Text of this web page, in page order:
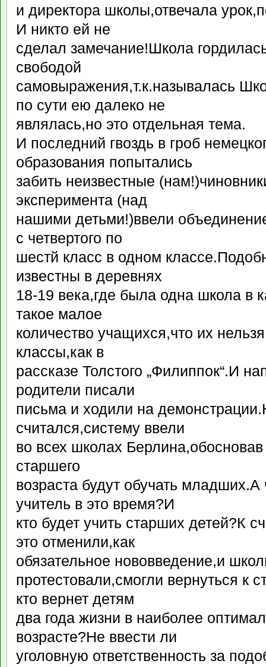
и директора школы,отвечала
И никто ей не
сделал замечание!Школа
свободой
самовыражения,т.к.называлась
по сути ею далеко не
являлась,но это отдельная тема.
И последний гвоздь в гроб
образования попытались
забить неизвестные
эксперимента (над
нашими детьми!)ввели
с четвертого по
шестй класс в одном
известны в деревнях
18-19 века,где была одна школа в
такое малое
количество учащихся,что их
классы,как в
рассказе Толстого „Филиппок“.И
родители писали
письма и ходили на
считался,систему ввели
во всех школах
старшего
возраста будут обучать младших.А
учитель в это время?И
кто будет учить старших детей?К
это отменили,как
обязательное нововведение,и
протестовали,смогли вернуться к
кто вернет детям
два года жизни в наиболее
возрасте?Не ввести ли
уголовную ответственность за